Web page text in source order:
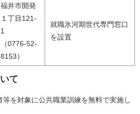
福井市開発
１丁目121-
1
（0776-52-
8153）
就職氷河期世代専門窓口
を設置
て
を対象に公共職業訓練を無料で実施し